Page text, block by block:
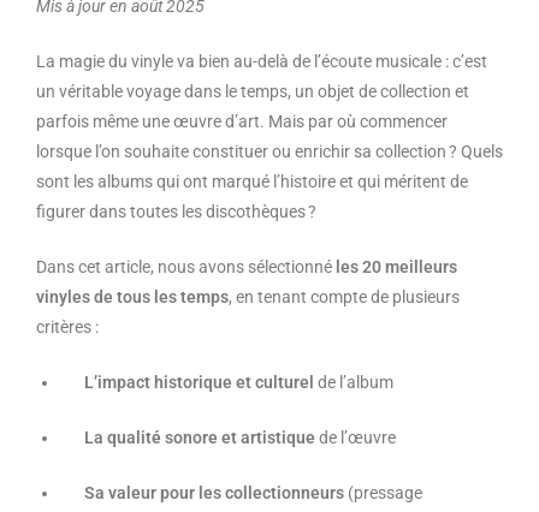
Mis à jour en août 2025
La magie du vinyle va bien au-delà de l’écoute musicale : c’est
un véritable voyage dans le temps, un objet de collection et
parfois même une œuvre d’art. Mais par où commencer
lorsque l’on souhaite constituer ou enrichir sa collection ? Quels
sont les albums qui ont marqué l’histoire et qui méritent de
figurer dans toutes les discothèques ?
Dans cet article, nous avons sélectionné les 20 meilleurs
vinyles de tous les temps, en tenant compte de plusieurs
critères :
L’impact historique et culturel de l’album
La qualité sonore et artistique de l’œuvre
Sa valeur pour les collectionneurs (pressage